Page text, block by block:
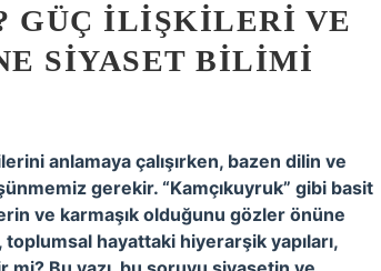
GÜÇ İLIŞKILERI VE
SIYASET BILIMI
anlamaya çalışırken, bazen dilin ve
gerekir. “Kamçıkuyruk” gibi basit
ve karmaşık olduğunu gözler önüne
hayattaki hiyerarşik yapıları,